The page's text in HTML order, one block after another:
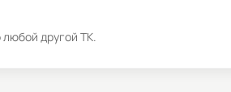
другой ТК.